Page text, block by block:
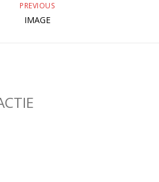
PREVIOUS
IMAGE